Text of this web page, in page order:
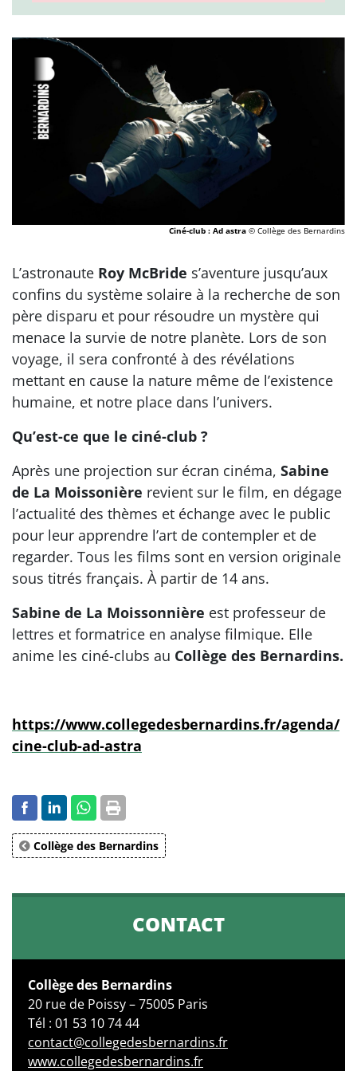
Ciné-club : Ad astra © Collège des Bernardins
L’astronaute Roy McBride s’aventure jusqu’aux
confins du système solaire à la recherche de son
père disparu et pour résoudre un mystère qui
menace la survie de notre planète. Lors de son
voyage, il sera confronté à des révélations
mettant en cause la nature même de l’existence
humaine, et notre place dans l’univers.
Qu’est-ce que le ciné-club ?
Après une projection sur écran cinéma, Sabine
de La Moissonière revient sur le film, en dégage
l’actualité des thèmes et échange avec le public
pour leur apprendre l’art de contempler et de
regarder. Tous les films sont en version originale
sous titrés français. À partir de 14 ans.
Sabine de La Moissonnière est professeur de
lettres et formatrice en analyse filmique. Elle
anime les ciné-clubs au Collège des Bernardins.
https://www.collegedesbernardins.fr/agenda/
cine-club-ad-astra
Collège des Bernardins
CONTACT
Collège des Bernardins
20 rue de Poissy – 75005 Paris
Tél : 01 53 10 74 44
contact@collegedesbernardins.fr
www.collegedesbernardins.fr